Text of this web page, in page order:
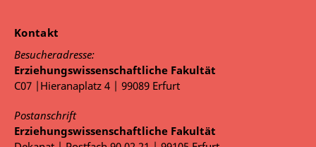
Kontakt
Besucheradresse:
Erziehungswissenschaftliche Fakultät
C07 |Hieranaplatz 4 | 99089 Erfurt
Postanschrift
Erziehungswissenschaftliche Fakultät